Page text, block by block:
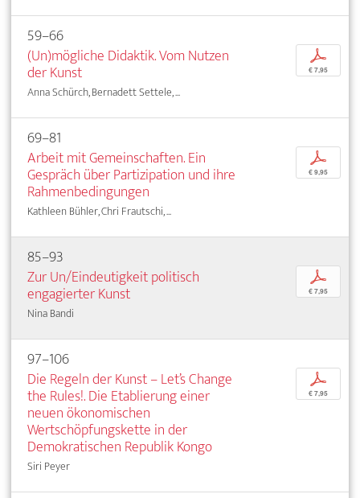
59–66
(Un)mögliche Didaktik. Vom Nutzen
der Kunst
Anna Schürch, Bernadett Settele, ...
p
€ 7,95
69–81
Arbeit mit Gemeinschaften. Ein
Gespräch über Partizipation und ihre
Rahmenbedingungen
Kathleen Bühler, Chri Frautschi, ...
p
€ 9,95
85–93
Zur Un/Eindeutigkeit politisch
engagierter Kunst
Nina Bandi
p
€ 7,95
97–106
Die Regeln der Kunst – Let’s Change
the Rules!. Die Etablierung einer
neuen ökonomischen
Wertschöpfungskette in der
Demokratischen Republik Kongo
Siri Peyer
p
€ 7,95